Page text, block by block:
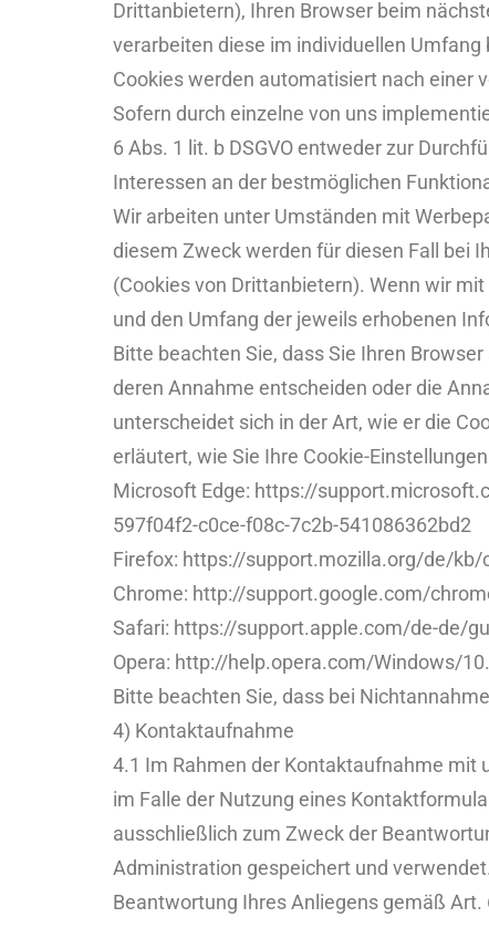
Drittanbietern), Ihren Browser beim
verarbeiten diese im individuellen
Cookies werden automatisiert nach einer
Sofern durch einzelne von uns
6 Abs. 1 lit. b DSGVO entweder zur
Interessen an der bestmöglichen
Wir arbeiten unter Umständen mit
diesem Zweck werden für diesen Fall bei
(Cookies von Drittanbietern). Wenn wir
und den Umfang der jeweils erhobenen
Bitte beachten Sie, dass Sie Ihren
deren Annahme entscheiden oder die
unterscheidet sich in der Art, wie er die
erläutert, wie Sie Ihre Cookie-
Microsoft Edge: https://
597f04f2-c0ce-f08c-7c2b-541086362bd2
Firefox: https://support.mozilla.org/de/kb/
Chrome: http://support.google.com/
Safari: https://support.apple.com/de-de/
Opera: http://help.opera.com/Windows/
Bitte beachten Sie, dass bei
4) Kontaktaufnahme
4.1 Im Rahmen der Kontaktaufnahme mit
im Falle der Nutzung eines
ausschließlich zum Zweck der
Administration gespeichert und
Beantwortung Ihres Anliegens gemäß Art.